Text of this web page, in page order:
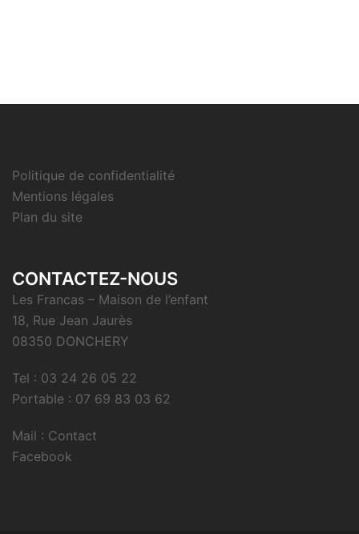
Politique de confidentialité
Mentions légales
Plan du site
CONTACTEZ-NOUS
Les Francas – Maison de l’enfant
18, Rue Jean Jaurès
08350 DONCHERY
Tel : 03 24 26 05 22
Portable : 07 69 83 03 62
Mail : Contact
Facebook